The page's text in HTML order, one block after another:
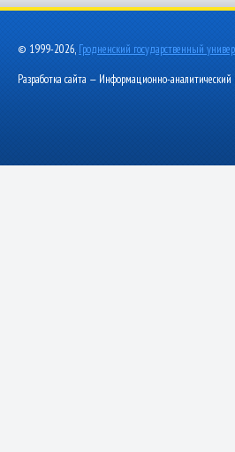
© 1999-2026, Гродненский государственный
Разработка сайта — Информационно-аналитический